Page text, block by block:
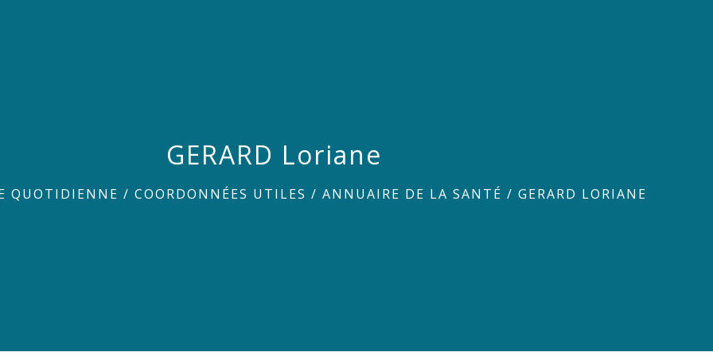
GERARD Loriane
QUOTIDIENNE / COORDONNÉES UTILES / ANNUAIRE DE LA SANTÉ / GERARD LORIANE